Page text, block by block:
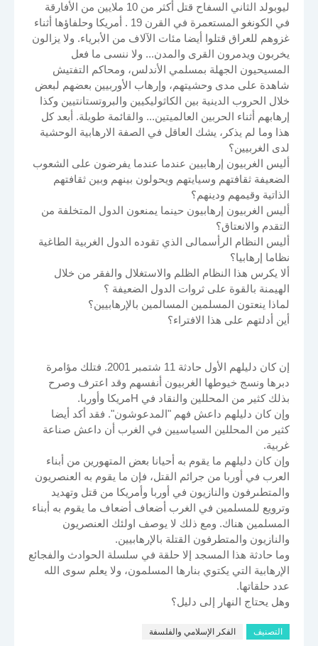
ليوبولد الثاني السفاح قتل أكثر من 10 ملايين من الأفارقة
في الكونغو المستعمرة في القرن 19 . أمريكا وحلفاؤها أثناء
غزوهم للعراق قتلوا أيضا مئات الآلاف من الأبرياء. ولا يزالون
يخربون ويدمرون القرى والمدن... ولا ننسى ما فعل
المسيحيون الجهلة بمسلمي الأندلس، ومحاكم التفتيش
شاهدة على مدى وحشيتهم، وإرهاب الأوربيين بعضهم لبعض
خلال الحروب الدينية بين الكاثوليكيين والبروتستانتيين وكذا
إرهابهم أثناء الحربين العالميتين... والقائمة طويلة. أبعد كل
هذا وما لم يذكر، يشك العاقل في الصفة الارهابية الوحشية
لدى الغربيين؟
أليس الغربيون إرهابيين عندما عندما يفرضون على الشعوب
الضعيفة ثقافتهم وسيايتهم ويحولون بينهم وبين ثقافتهم
الذاتية وقيمهم ودينهم؟
أليس الغربيون إرهابيون حينما يمنعون الدول المتخلفة من
التقدم والانعتاق؟
أليس النظام الرأسمالى الذي تقوده الدول الغربية الطاغية
نظاما إرهابيا؟
ألا يكرس هذا النظام الظلم والاستغلال والفقر من خلال
الهيمنة بالقوة على ثروات الدول الضعيفة ؟
لماذا ينعتون المسلمين المسالمين بالإرهابيين؟
أين أدلتهم على هذا الافتراء؟
إن كان دليلهم الأول حادثة 11 شتمبر 2001. فتلك مؤامرة
دبرها ونسج خيوطها الغربيون أنفسهم وقد اعترف وصرح
بذلك كثير من المحللين والنقاد في Hمريكا وأوربا.
وإن كان دليلهم داعش فهم "المدعوشون". فقد أكد أيضا
كثير من المحللين السياسيين في الغرب أن داعش صناعة
غربية.
وإن كان دليلهم ما يقوم به أحيانا بعض المتهورين من أبناء
العرب في أوربا من جرائم القتل، فإن ما يقوم به العنصريون
والمتطىرفون والنازيون في أوربا وأمريكا من قتل وتهديد
وترويع للمسلمين في الغرب أضعاف أضعاف ما يقوم به أبناء
المسلمين هناك. ومع ذلك لا يوصف اولئك العنصريون
والنازيون والمتطرفون القتلة بالإرهابيين.
وما حادثة هذا المسجد إلا حلقة في سلسلة الحوادث والفجائع
الإرهابية التي يكتوي بنارها المسلمون، ولا يعلم سوى الله
عدد حلقاتها.
وهل يحتاج النهار إلى دليل؟
التصنيف الفكر الإسلامي والفلسفة